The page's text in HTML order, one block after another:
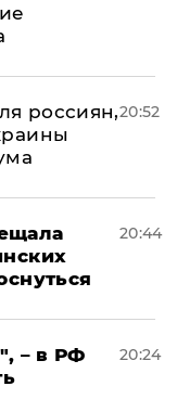
россиян,20:52
20:44
– в РФ
20:24